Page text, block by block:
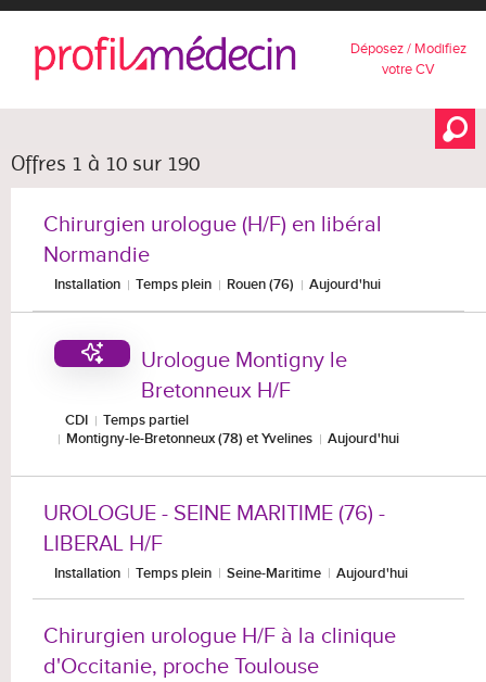
Déposez / Modifiez
votre CV
Offres 1 à 10 sur 190
Chirurgien urologue (H/F) en libéral
Normandie
Installation Temps plein Rouen (76) Aujourd'hui
Urologue Montigny le
Bretonneux H/F
CDI
Temps partiel
Montigny-le-Bretonneux (78) et Yvelines
Aujourd'hui
UROLOGUE - SEINE MARITIME (76) -
LIBERAL H/F
Installation Temps plein Seine-Maritime Aujourd'hui
Chirurgien urologue H/F à la clinique
d'Occitanie, proche Toulouse